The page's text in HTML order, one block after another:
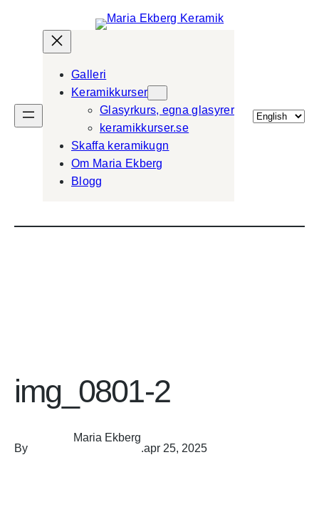
Galleri
Keramikkurser
Glasyrkurs, egna glasyrer
keramikkurser.se
Skaffa keramikugn
Om Maria Ekberg
Blogg
Välj
img_0801-2
By
Maria Ekberg
.apr 25, 2025